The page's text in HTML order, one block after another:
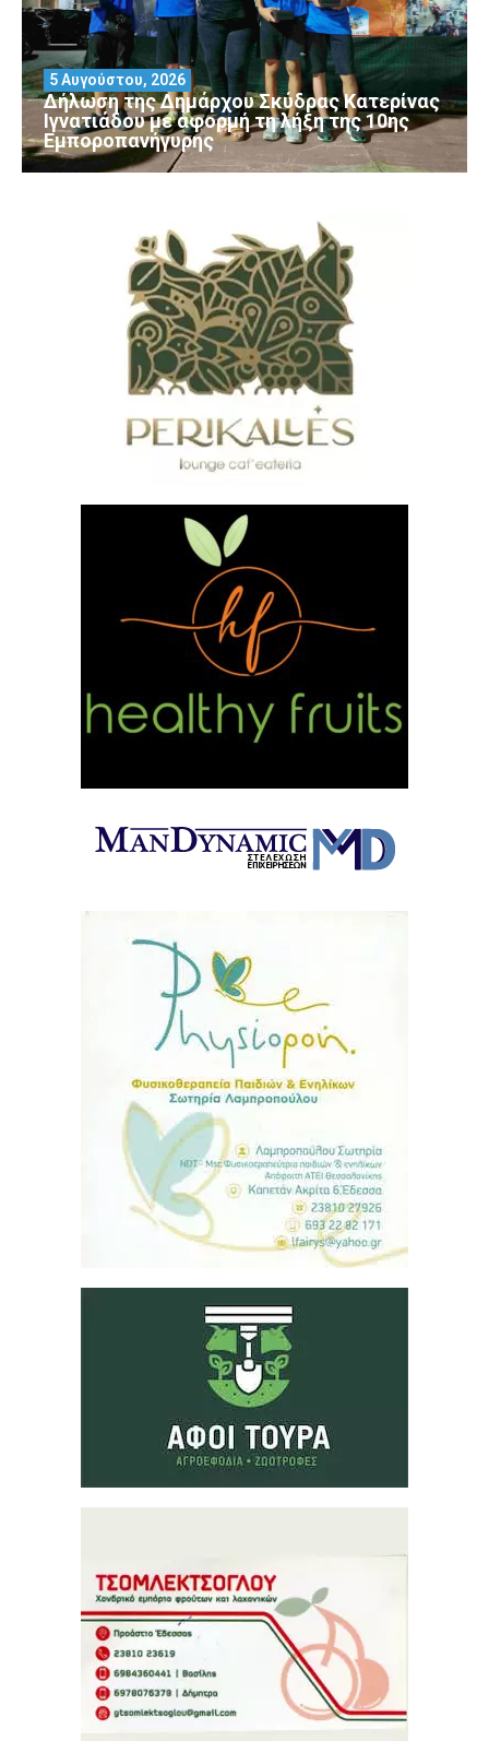
Δήλωση της Δημάρχου Σκύδρας Κατερίνας
Ιγνατιάδου με αφορμή τη λήξη της 10ης
Εμποροπανήγυρης
5 Αυγούστου, 2026